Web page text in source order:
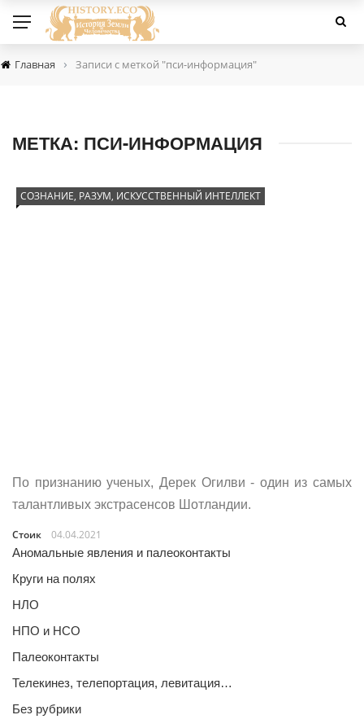
Главная › Записи с меткой "пси-информация"
МЕТКА: ПСИ-ИНФОРМАЦИЯ
СОЗНАНИЕ, РАЗУМ, ИСКУССТВЕННЫЙ ИНТЕЛЛЕКТ
По признанию ученых, Дерек Огилви - один из самых
талантливых экстрасенсов Шотландии.
Стоик
04.04.2021
Аномальные явления и палеоконтакты
Круги на полях
НЛО
НПО и НСО
Палеоконтакты
Телекинез, телепортация, левитация…
Без рубрики